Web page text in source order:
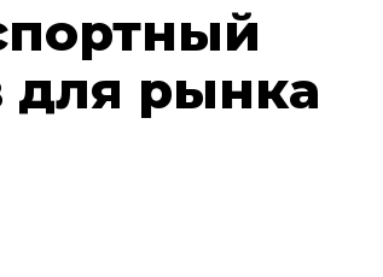
для рынка